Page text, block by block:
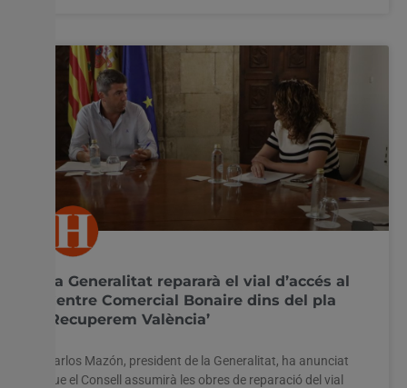
La Generalitat repararà el vial d’accés al
Centre Comercial Bonaire dins del pla
‘Recuperem València’
Carlos Mazón, president de la Generalitat, ha anunciat
que el Consell assumirà les obres de reparació del vial